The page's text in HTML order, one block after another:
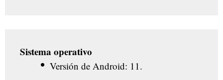
Sistema operativo
Versión de Android: 11.